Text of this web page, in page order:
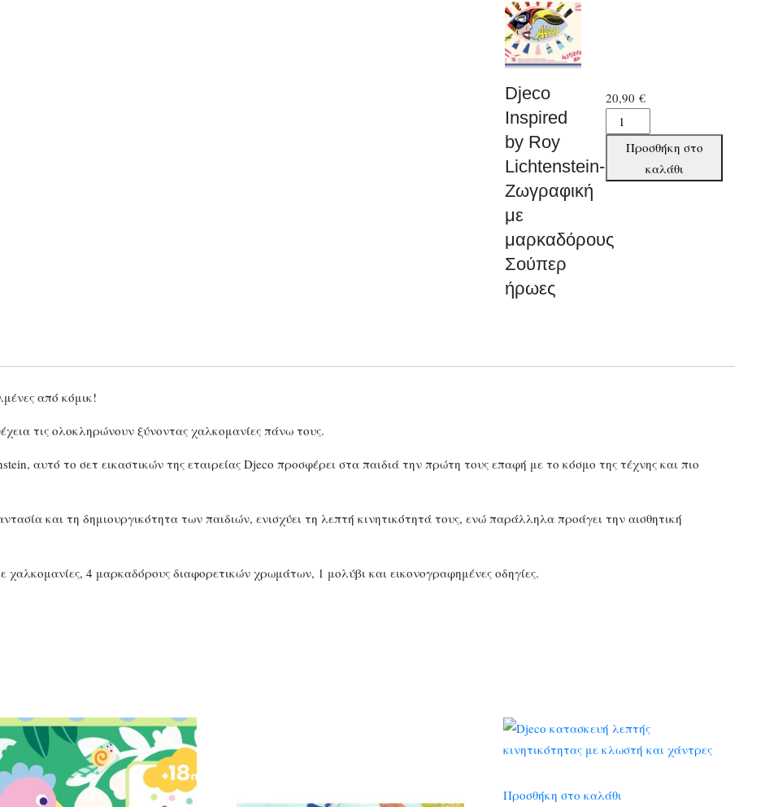
Djeco
Inspired
by Roy
Lichtenstein-
Ζωγραφική
με
μαρκαδόρους
Σούπερ
ήρωες
20,90€
Djeco
Inspired
Roy
με
Προσθήκη στο
καλάθι
από κόμικ!
τις ολοκληρώνουν ξύνοντας χαλκομανίες πάνω τους.
αυτό το σετ εικαστικών της εταιρείας Djeco προσφέρει στα παιδιά την πρώτη τους επαφή με το κόσμο της τέχνης και πιο
και τη δημιουργικότητα των παιδιών, ενισχύει τη λεπτή κινητικότητά τους, ενώ παράλληλα προάγει την αισθητική
4 μαρκαδόρους διαφορετικών χρωμάτων, 1 μολύβι και εικονογραφημένες οδηγίες.
Προσθήκη στο καλάθι